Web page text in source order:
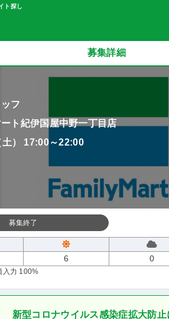
ト探し
募集詳細
フ
ト紀伊国屋中野一丁目店
） 17:00～22:00
募集終了
6 0
入力 100%
新型コロナウイルス感染症拡大防止